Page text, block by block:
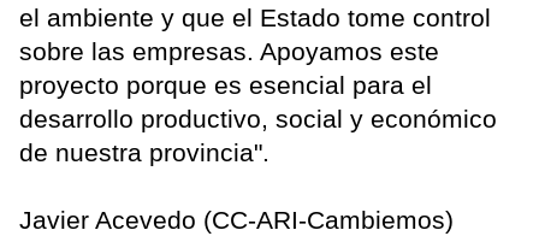
el ambiente y que el Estado tome control
sobre las empresas. Apoyamos este
proyecto porque es esencial para el
desarrollo productivo, social y económico
de nuestra provincia".
Javier Acevedo (CC-ARI-Cambiemos)